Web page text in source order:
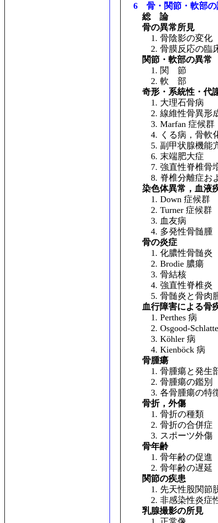
6 骨・関節・軟部の
総 論
骨の異常所見
1. 骨陰影の変化
2. 骨膜反応の臨
関節・軟部の異常
1. 関 節
2. 軟 部
奇形・系統性・代
1. 大理石骨病
2. 線維性骨異形
3. Marfan 症候群
4. くる病，骨軟
5. 副甲状腺機能
6. 末端肥大症
7. 強直性脊椎骨
8. 脊椎分離症およ
染色体異常，血液
1. Down 症候群
2. Turner 症候群
3. 血友病
4. 多発性骨髄腫
骨の炎症
1. 化膿性骨髄炎
2. Brodie 膿瘍
3. 骨結核
4. 強直性脊椎炎
5. 骨髄炎と骨肉
血行障害による骨
1. Perthes 病
2. Osgood-
3. Köhler 病
4. Kienböck 病
骨腫瘍
1. 骨腫瘍と発生
2. 骨腫瘍の鑑別
3. 各骨腫瘍の特
骨折，外傷
1. 骨折の種類
2. 骨折の合併症
3. スポーツ外傷
骨年齢
1. 骨年齢の促進
2. 骨年齢の遅延
関節の疾患
1. 先天性股関節
2. 非感染性炎症
乳腺撮影の所見